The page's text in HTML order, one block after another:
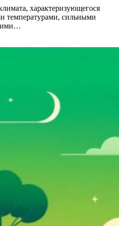
характеризующегося
температурами, сильными